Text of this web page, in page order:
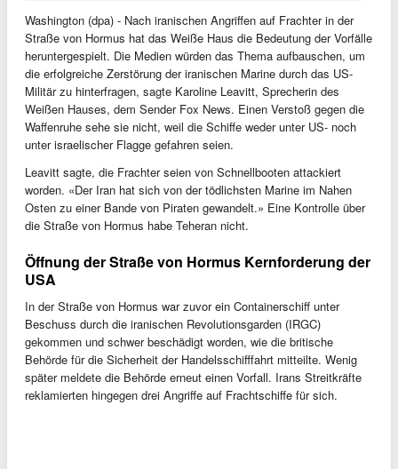
Washington (dpa) - Nach iranischen Angriffen auf Frachter in der
Straße von Hormus hat das Weiße Haus die Bedeutung der Vorfälle
heruntergespielt. Die Medien würden das Thema aufbauschen, um
die erfolgreiche Zerstörung der iranischen Marine durch das US-
Militär zu hinterfragen, sagte Karoline Leavitt, Sprecherin des
Weißen Hauses, dem Sender Fox News. Einen Verstoß gegen die
Waffenruhe sehe sie nicht, weil die Schiffe weder unter US- noch
unter israelischer Flagge gefahren seien.
Leavitt sagte, die Frachter seien von Schnellbooten attackiert
worden. «Der Iran hat sich von der tödlichsten Marine im Nahen
Osten zu einer Bande von Piraten gewandelt.» Eine Kontrolle über
die Straße von Hormus habe Teheran nicht.
Öffnung der Straße von Hormus Kernforderung der
USA
In der Straße von Hormus war zuvor ein Containerschiff unter
Beschuss durch die iranischen Revolutionsgarden (IRGC)
gekommen und schwer beschädigt worden, wie die britische
Behörde für die Sicherheit der Handelsschifffahrt mitteilte. Wenig
später meldete die Behörde erneut einen Vorfall. Irans Streitkräfte
reklamierten hingegen drei Angriffe auf Frachtschiffe für sich.